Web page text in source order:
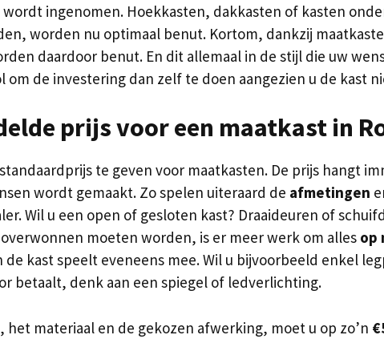
ingenomen. Hoekkasten, dakkasten of kasten
worden nu optimaal benut. Kortom, dankzij
daardoor benut. En dit allemaal in de stijl die uw
om de investering dan zelf te doen aangezien u de kast
prijs voor een maatkast in
te geven voor maatkasten. De prijs hangt
wordt gemaakt. Zo spelen uiteraard de afmetingen
Wil u een open of gesloten kast? Draaideuren of
moeten worden, is er meer werk om alles op
de kast speelt eveneens mee. Wil u bijvoorbeeld enkel
betaalt, denk aan een spiegel of ledverlichting.
materiaal en de gekozen afwerking, moet u op zo’n